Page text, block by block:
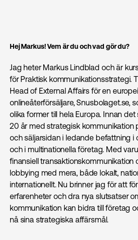
Hej Markus! Vem är du och vad gör du?
Jag heter Markus Lindblad och är
för Praktisk kommunikations­strategi.
Head of External Affairs för en
onlineåterförsäljare, Snusbolaget.se,
olika former till hela Europa. Innan
20 år med strategisk kommunikation
och säljarsidan i ledande befattning i
och i multinationella företag. Med
finansiell transaktionskommunikation
lobbying med mera, både lokalt,
internationellt. Nu brinner jag för att
erfarenheter och dra nya slutsatser
kommunikation kan bidra till företag
nå sina strategiska affärsmål.